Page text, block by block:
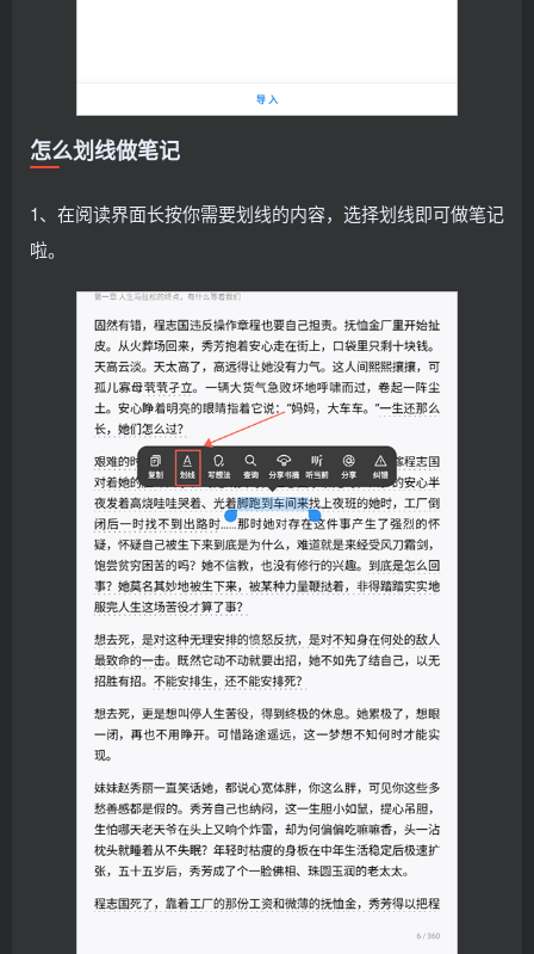
怎么划线做笔记
1、在阅读界面长按你需要划线的内容，选择划线即可做笔记
啦。